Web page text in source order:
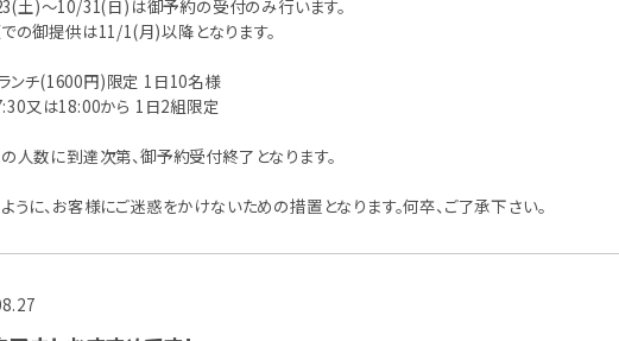
土)〜10/31(日)は御予約の受付のみ行います。
の御提供は11/1(月)以降となります。
ランチ(1600円)限定 1日10名様
又は18:00から 1日2組限定
人数に到達次第、御予約受付終了となります。
うに、お客様にご迷惑をかけないための措置となります。何卒、ご了承下さい。